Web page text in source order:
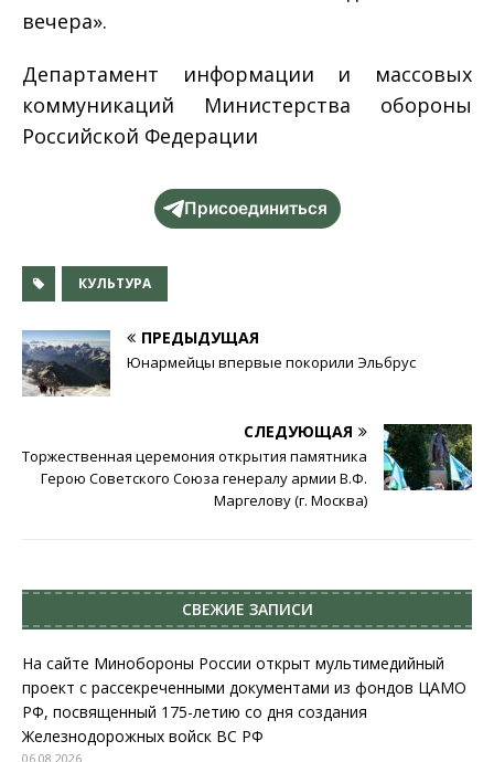
вечера».
Департамент информации и массовых
коммуникаций Министерства обороны
Российской Федерации
Присоединиться
КУЛЬТУРА
ПРЕДЫДУЩАЯ
Юнармейцы впервые покорили Эльбрус
СЛЕДУЮЩАЯ
Торжественная церемония открытия памятника
Герою Советского Союза генералу армии В.Ф.
Маргелову (г. Москва)
СВЕЖИЕ ЗАПИСИ
На сайте Минобороны России открыт мультимедийный
проект с рассекреченными документами из фондов ЦАМО
РФ, посвященный 175-летию со дня создания
Железнодорожных войск ВС РФ
06.08.2026